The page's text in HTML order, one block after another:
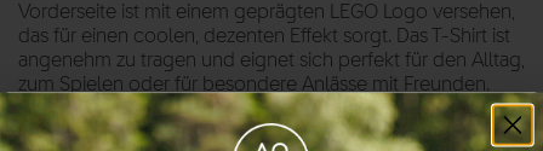
Vorderseite ist mit einem geprägten LEGO Logo versehen,
das für einen coolen, dezenten Effekt sorgt. Das T-Shirt ist
angenehm zu tragen und eignet sich perfekt für den Alltag,
zum Spielen oder für besondere Anlässe mit Freunden.
Weiche Baumwoll-Polyester-Mischung für ein